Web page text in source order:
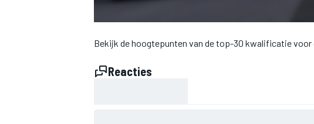
INDYCAR
Bekijk de hoogtepunten van de top-30 kwalificatie voor
Reacties